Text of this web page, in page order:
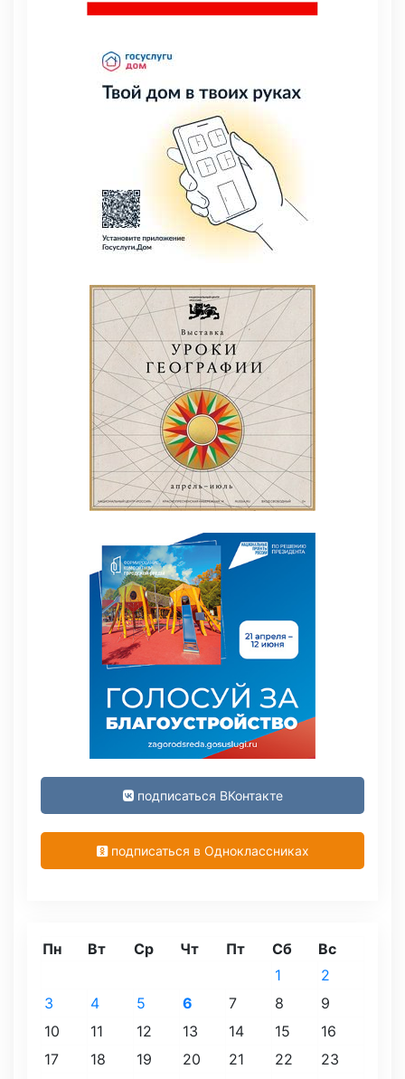
подписаться ВКонтакте
подписаться в Одноклассниках
Пн Вт Ср Чт Пт Сб
Вс
1
2
3
4 5 6 7 8
9
10
11 12 13 14 15
16
17
18 19 20 21 22
23